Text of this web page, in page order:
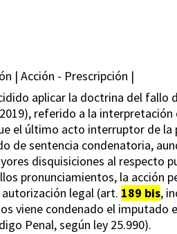
| Acción - Prescripción |
aplicar la doctrina del
referido a la
el último acto interruptor de la
de sentencia condenatoria,
disquisiciones al respecto
pronunciamientos, la acción
legal (art. 189 bis,
viene condenado el imputado
Penal, según ley 25.990).